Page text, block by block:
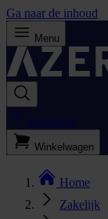
Ga naar de inhoud
Menu
Bestellijst
Winkelwagen
Home
Zakelijk